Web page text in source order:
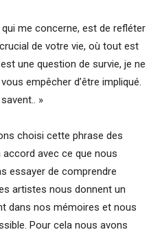
qui me concerne, est de refléter
de votre vie, où tout est
une question de survie, je ne
empêcher d’être impliqué.
»
choisi cette phrase des
avec ce que nous
essayer de comprendre
artistes nous donnent un
dans nos mémoires et nous
Pour cela nous avons